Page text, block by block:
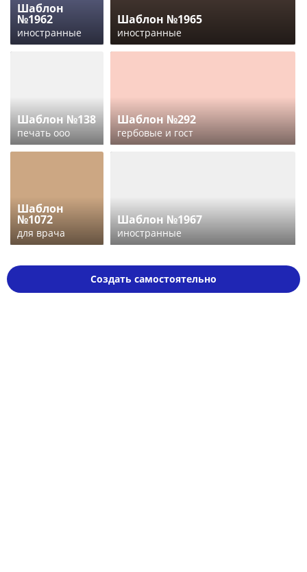
Шаблон
№1962
иностранные
Шаблон №1965
иностранные
Шаблон №138
печать ооо
Шаблон №292
гербовые и гост
Шаблон
№1072
для врача
Шаблон №1967
иностранные
Создать самостоятельно